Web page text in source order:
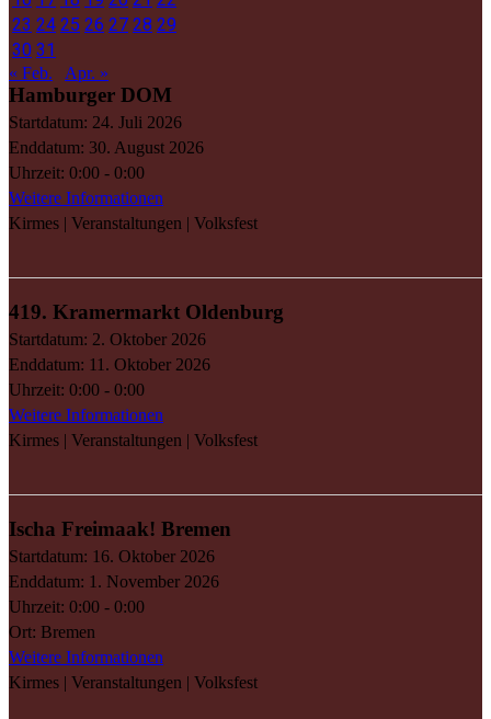
23 24 25 26 27 28 29
30 31
« Feb. Apr. »
Hamburger DOM
Startdatum: 24. Juli 2026
Enddatum: 30. August 2026
Uhrzeit: 0:00 - 0:00
Weitere Informationen
Kirmes | Veranstaltungen | Volksfest
419. Kramermarkt Oldenburg
Startdatum: 2. Oktober 2026
Enddatum: 11. Oktober 2026
Uhrzeit: 0:00 - 0:00
Weitere Informationen
Kirmes | Veranstaltungen | Volksfest
Ischa Freimaak! Bremen
Startdatum: 16. Oktober 2026
Enddatum: 1. November 2026
Uhrzeit: 0:00 - 0:00
Ort: Bremen
Weitere Informationen
Kirmes | Veranstaltungen | Volksfest